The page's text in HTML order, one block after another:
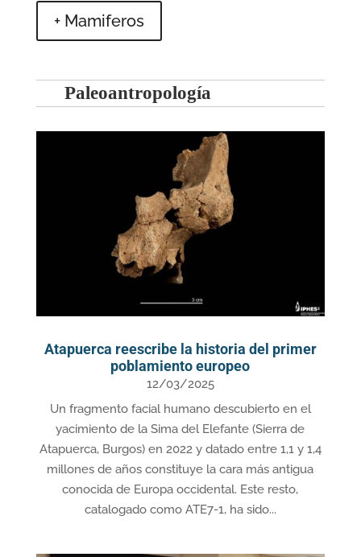
+ Mamiferos
Paleoantropología
Atapuerca reescribe la historia del primer
poblamiento europeo
12/03/2025
Un fragmento facial humano descubierto en el
yacimiento de la Sima del Elefante (Sierra de
Atapuerca, Burgos) en 2022 y datado entre 1,1 y 1,4
millones de años constituye la cara más antigua
conocida de Europa occidental. Este resto,
catalogado como ATE7-1, ha sido...